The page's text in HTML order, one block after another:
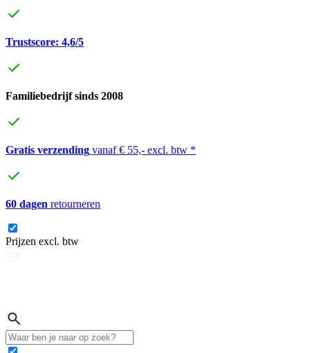
Trustscore: 4,6/5
Familiebedrijf sinds 2008
Gratis verzending vanaf € 55,- excl. btw *
60 dagen retourneren
Prijzen excl. btw